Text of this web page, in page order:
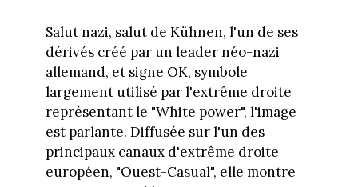
Salut nazi, salut de Kühnen, l'un de ses
dérivés créé par un leader néo-nazi
allemand, et signe OK, symbole
largement utilisé par l'extrême droite
représentant le "White power", l'image
est parlante. Diffusée sur l'un des
principaux canaux d'extrême droite
européen, "Ouest-Casual", elle montre